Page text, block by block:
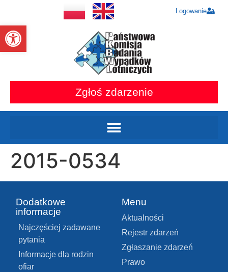
Otwórz pasek narzędzi
Logowanie
Zgłoś zdarzenie
2015-0534
Dodatkowe
informacje
Najczęściej zadawane
pytania
Informacje dla rodzin
ofiar
Menu
Aktualności
Rejestr zdarzeń
Zgłaszanie zdarzeń
Prawo